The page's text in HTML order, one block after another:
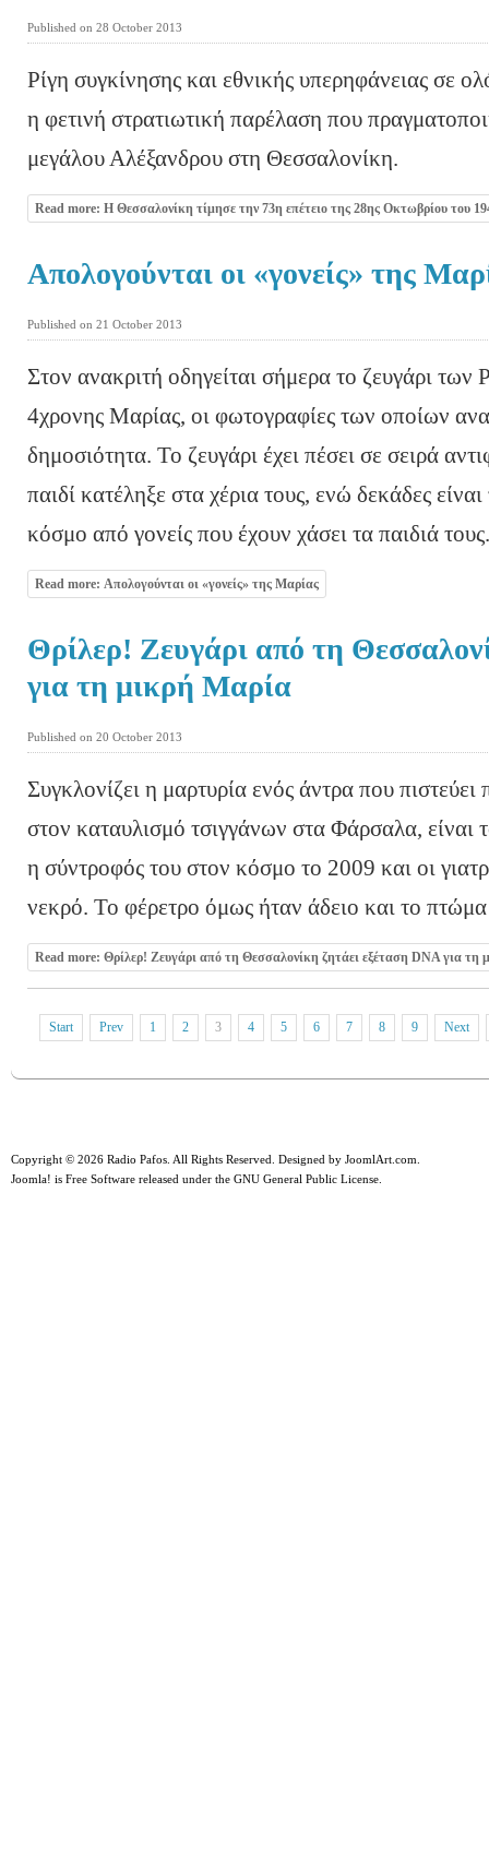
Published on 28 October 2013
Ρίγη συγκίνησης και εθνικής υπερηφάνειας σε
η φετινή στρατιωτική παρέλαση που
μεγάλου Αλέξανδρου στη Θεσσαλονίκη.
Read more: Η Θεσσαλονίκη τίμησε την 73η επέτειο της 28ης Οκτωβρίου του
Απολογούνται οι «γονείς» της
Published on 21 October 2013
Στον ανακριτή οδηγείται σήμερα το ζευγάρι
4χρονης Μαρίας, οι φωτογραφίες των οποίων
δημοσιότητα. Το ζευγάρι έχει πέσει σε σειρά
παιδί κατέληξε στα χέρια τους, ενώ δεκάδες
κόσμο από γονείς που έχουν χάσει τα παιδιά τους.
Read more: Απολογούνται οι «γονείς» της Μαρίας
Θρίλερ! Ζευγάρι από τη
για τη μικρή Μαρία
Published on 20 October 2013
Συγκλονίζει η μαρτυρία ενός άντρα που
στον καταυλισμό τσιγγάνων στα Φάρσαλα, είναι
η σύντροφός του στον κόσμο το 2009 και οι
νεκρό. Το φέρετρο όμως ήταν άδειο και το
Read more: Θρίλερ! Ζευγάρι από τη Θεσσαλονίκη ζητάει εξέταση DNA για τη
Start Prev 1 2 3 4 5 6 7 8 9 Next
Copyright © 2026 Radio Pafos. All Rights Reserved. Designed by JoomlArt.com
Joomla! is Free Software released under the GNU General Public License.